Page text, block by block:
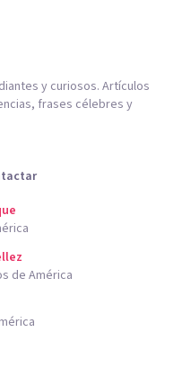
y curiosos. Artículos
frases célebres y
de América